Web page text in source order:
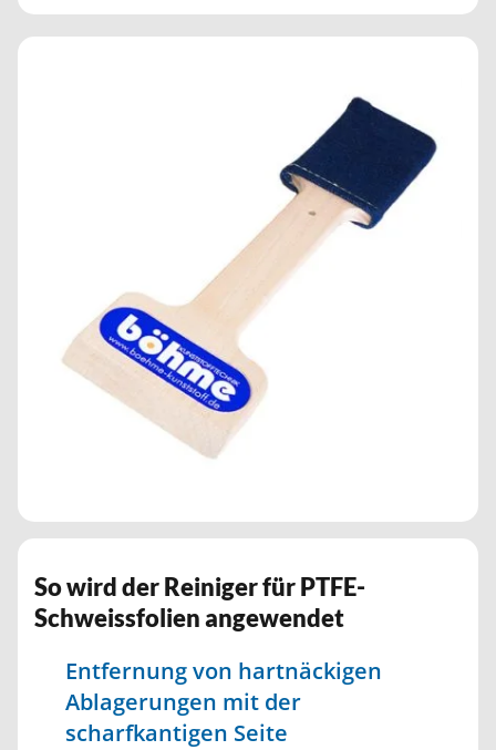
So wird der Reiniger für PTFE-
Schweissfolien angewendet
Entfernung von hartnäckigen
Ablagerungen mit der
scharfkantigen Seite